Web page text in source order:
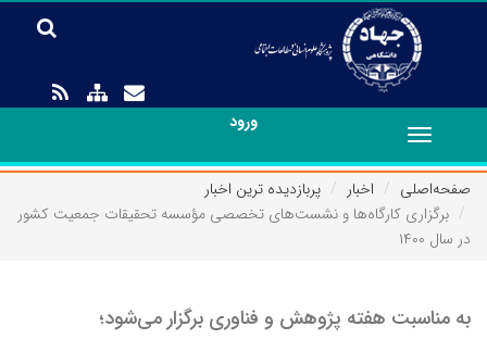
ورود
Toggle
navigation
صفحه‌اصلی
اخبار
پربازدیده ترین اخبار
برگزاری کارگاه‌ها و نشست‌های تخصصی مؤسسه تحقیقات جمعیت کشور
در سال ۱۴۰۰
به مناسبت هفته پژوهش و فناوری برگزار می‌شود؛